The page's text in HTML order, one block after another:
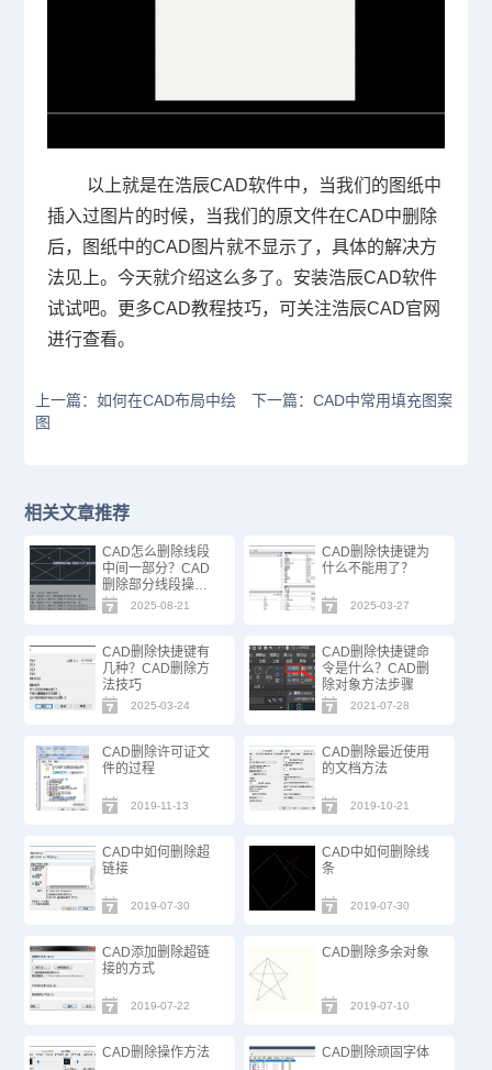
以上就是在浩辰CAD软件中，当我们的图纸中
插入过图片的时候，当我们的原文件在CAD中删除
后，图纸中的CAD 图片就不显示了，具体的解决方
法见上。今天就介绍这么多了。安装浩辰CAD软件
试试吧。更多CAD教程技巧，可关注浩辰CAD官网
进行查看。
上一篇：如何在CAD布局中绘
图
下一篇：CAD中常用填充图案
相关文章推荐
CAD怎么删除线段
中间一部分？CAD
删除部分线段操作
指南
2025-08-21
CAD删除快捷键为
什么不能用了？
2025-03-27
CAD删除快捷键有
几种？CAD删除方
法技巧
2025-03-24
CAD删除快捷键命
令是什么？CAD删
除对象方法步骤
2021-07-28
CAD删除许可证文
件的过程
2019-11-13
CAD删除最近使用
的文档方法
2019-10-21
CAD中如何删除超
链接
2019-07-30
CAD中如何删除线
条
2019-07-30
CAD添加删除超链
接的方式
2019-07-22
CAD删除多余对象
2019-07-10
CAD删除操作方法 CAD删除顽固字体